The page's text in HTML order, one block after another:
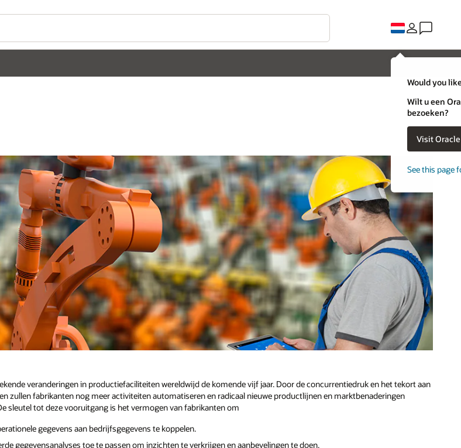
Would you
Wilt u een
bezoeken?
Visit
See this page
veranderingen in productiefaciliteiten wereldwijd de komende vijf jaar. Door de concurrentiedruk en het tekort aan
zullen fabrikanten nog meer activiteiten automatiseren en radicaal nieuwe productlijnen en marktbenaderingen
sleutel tot deze vooruitgang is het vermogen van fabrikanten om
gegevens aan bedrijfsgegevens te koppelen.
gegevensanalyses toe te passen om inzichten te verkrijgen en aanbevelingen te doen.